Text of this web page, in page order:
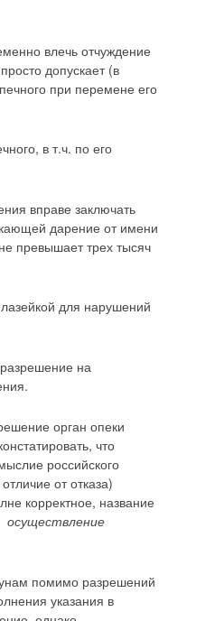
влечь отчуждение
допускает (в
при перемене его
в т.ч. по его
вправе заключать
дарение от имени
превышает трех тысяч
для нарушений
на
орган опеки
что
российского
от отказа)
корректное, название
осуществление
помимо разрешений
указания в